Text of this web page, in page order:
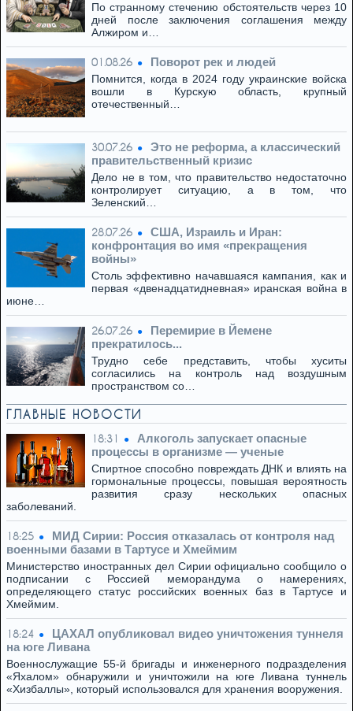
По странному стечению обстоятельств через 10
дней после заключения соглашения между
Алжиром и…
01.08.26 Поворот рек и людей
Помнится, когда в 2024 году украинские войска
вошли в Курскую область, крупный
отечественный…
30.07.26
Это не реформа, а классический
правительственный кризис
Дело не в том, что правительство недостаточно
контролирует ситуацию, а в том, что
Зеленский…
28.07.26
США, Израиль и Иран:
конфронтация во имя «прекращения
войны»
Столь эффективно начавшаяся кампания, как и
первая «двенадцатидневная» иранская война в
июне…
26.07.26
Перемирие в Йемене
прекратилось...
Трудно себе представить, чтобы хуситы
согласились на контроль над воздушным
пространством со…
ГЛАВНЫЕ НОВОСТИ
18:31
Алкоголь запускает опасные
процессы в организме — ученые
Спиртное способно повреждать ДНК и влиять на
гормональные процессы, повышая вероятность
развития сразу нескольких опасных
заболеваний.
18:25
МИД Сирии: Россия отказалась от контроля над
военными базами в Тартусе и Хмеймим
Министерство иностранных дел Сирии официально сообщило о
подписании с Россией меморандума о намерениях,
определяющего статус российских военных баз в Тартусе и
Хмеймим.
18:24
ЦАХАЛ опубликовал видео уничтожения туннеля
на юге Ливана
Военнослужащие 55-й бригады и инженерного подразделения
«Яхалом» обнаружили и уничтожили на юге Ливана туннель
«Хизбаллы», который использовался для хранения вооружения.